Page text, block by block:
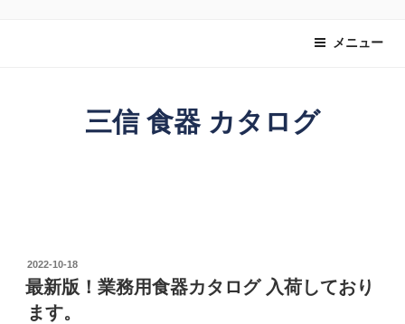
メニュー
三信 食器 カタログ
投
稿
日:
2022-10-18
最新版！業務用食器カタログ 入荷しており
ます。